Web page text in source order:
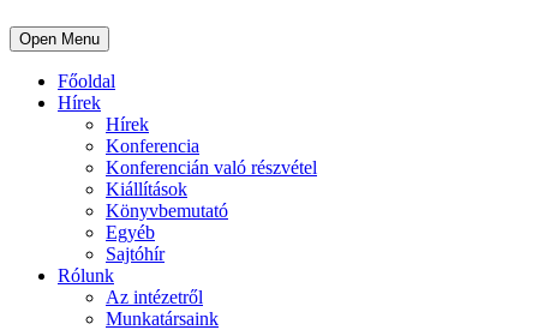
Open Menu
Főoldal
Hírek
Hírek
Konferencia
Konferencián való részvétel
Kiállítások
Könyvbemutató
Egyéb
Sajtóhír
Rólunk
Az intézetről
Munkatársaink